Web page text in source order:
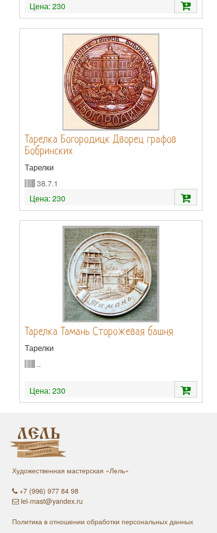
Цена: 230
Тарелка Богородицк Дворец графов
Бобринских
Тарелки
38.7.1
Цена: 230
Тарелка Тамань Сторожевая башня
Тарелки
..
Цена: 230
Художественная мастерская «Лель»
+7 (996) 977 84 98
lel-mast@yandex.ru
Политика в отношении обработки персональных данных